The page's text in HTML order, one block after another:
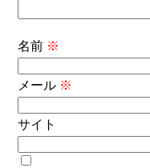
名前 ※
メール ※
サイト